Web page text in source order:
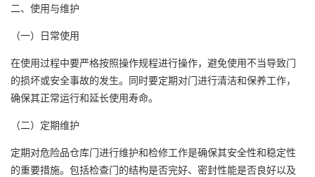
二、使用与维护
（一）日常使用
在使用过程中要严格按照操作规程进行操作，避免使用不当导致门
的损坏或安全事故的发生。同时要定期对门进行清洁和保养工作，
确保其正常运行和延长使用寿命。
（二）定期维护
定期对危险品仓库门进行维护和检修工作是确保其安全性和稳定性
的重要措施。包括检查门的结构是否完好、密封性能是否良好以及